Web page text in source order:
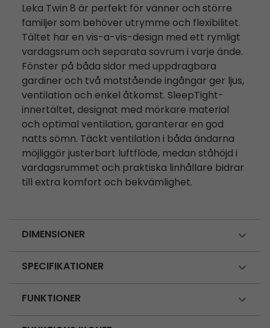
Leka Twin 8 är perfekt för vänner och större
familjer som behöver utrymme och flexibilitet.
Tältet har en vis-a-vis-design med ett rymligt
vardagsrum och separata sovrum i varje ände.
Fönster på båda sidor med uppdragbara
gardiner och två motstående ingångar ger ljus,
ventilation och enkel åtkomst. SleepTight-
innertältet, designat med mörkare material
och optimal ventilation, garanterar en god
natts sömn. Täckt ventilation i båda ändarna
möjliggör justerbart luftflöde, medan ståhöjd i
vardagsrummet och praktiska linhållare bidrar
till extra komfort och bekvämlighet.
DIMENSIONER
SPECIFIKATIONER
FUNKTIONER